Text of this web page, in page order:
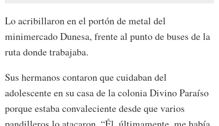
Lo acribillaron en el portón de metal del
minimercado Dunesa, frente al punto de buses de la
ruta donde trabajaba.
Sus hermanos contaron que cuidaban del
adolescente en su casa de la colonia Divino Paraíso
porque estaba convaleciente desde que varios